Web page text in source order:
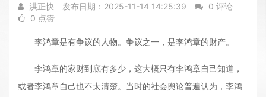
洪正快 发布日期：2025-11-14 14:25:39
0 评论
0 点赞
李鸿章是有争议的人物。争议之一，是李鸿章的财产。
李鸿章的家财到底有多少，这大概只有李鸿章自己知道，
或者李鸿章自己也不太清楚。当时的社会舆论普遍认为，李鸿